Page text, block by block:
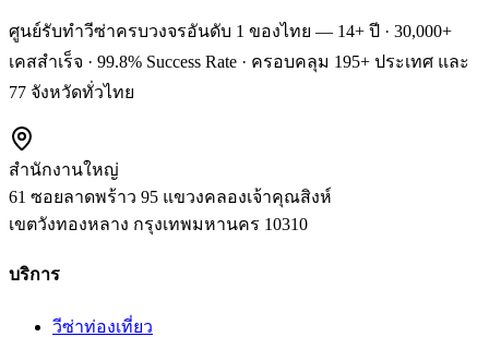
ศูนย์รับทำวีซ่าครบวงจรอันดับ 1 ของไทย — 14+ ปี · 30,000+
เคสสำเร็จ · 99.8% Success Rate · ครอบคลุม 195+ ประเทศ และ
77 จังหวัดทั่วไทย
สำนักงานใหญ่
61 ซอยลาดพร้าว 95 แขวงคลองเจ้าคุณสิงห์
เขตวังทองหลาง กรุงเทพมหานคร 10310
บริการ
วีซ่าท่องเที่ยว